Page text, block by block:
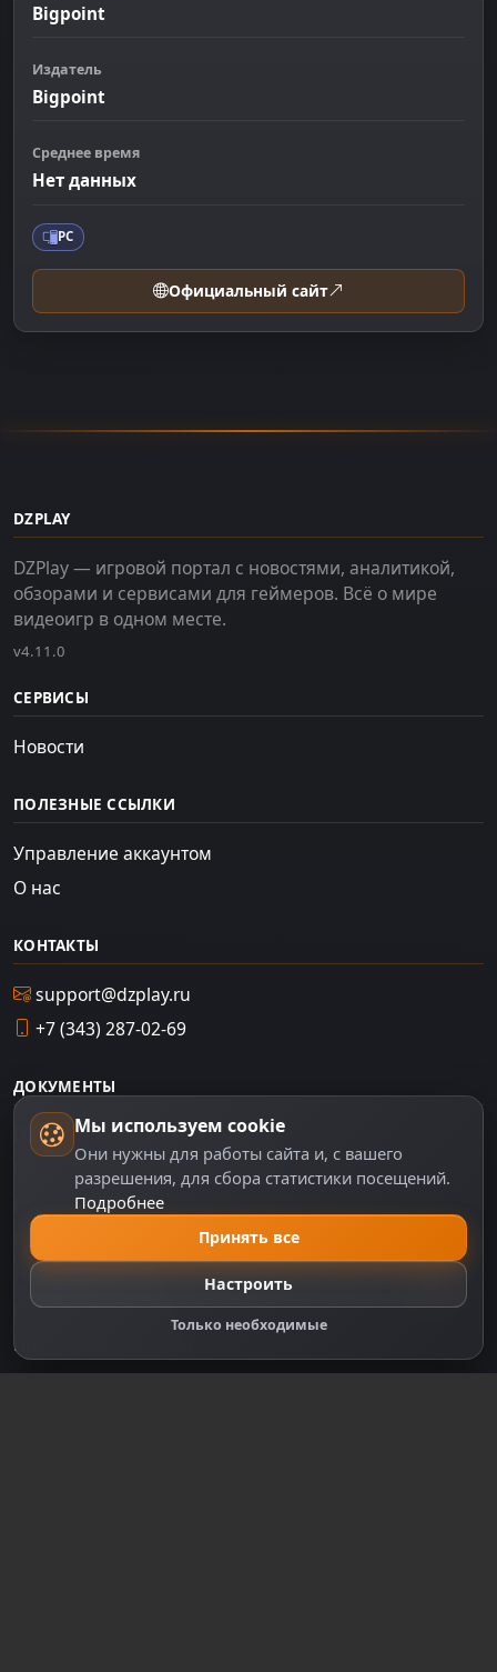
Bigpoint
Издатель
Bigpoint
Среднее время
Нет данных
PC
Официальный сайт
DZPLAY
DZPlay — игровой портал с новостями, аналитикой,
обзорами и сервисами для геймеров. Всё о мире
видеоигр в одном месте.
v4.11.0
СЕРВИСЫ
Новости
ПОЛЕЗНЫЕ ССЫЛКИ
Управление аккаунтом
О нас
КОНТАКТЫ
support@dzplay.ru
+7 (343) 287-02-69
ДОКУМЕНТЫ
Пользовательское соглашение
Политика персональных данных
Правила оплаты
Настройки cookie
Правообладателям
Правила сообщества
Мы используем cookie
Они нужны для работы сайта и, с вашего
разрешения, для сбора статистики посещений.
Подробнее
Принять все
Настроить
Только необходимые